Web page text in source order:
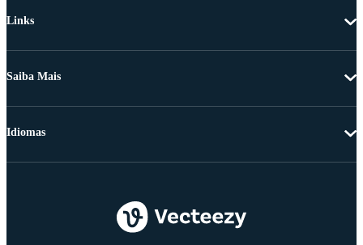
Links
Saiba Mais
Idiomas